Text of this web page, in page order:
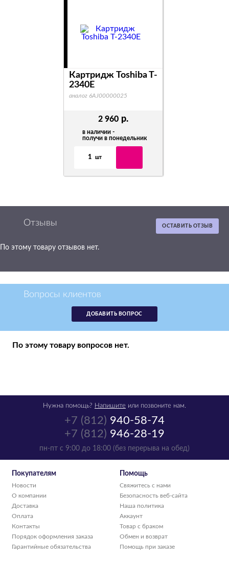
2 960 р.
в наличии -
получи в понедельник
1 шт
Картридж Toshiba T-
2340E
аналог 6AJ00000025
3 230 р.
в наличии -
1 шт
1640E 24k
р.
нет в наличии
Картридж Toshiba T-
1640E 5k
6AJ00000023/6AJ00000194
ОСТАВИТЬ ОТЗЫВ
Отзывы
По этому товару отзывов нет.
ДОБАВИТЬ ВОПРОС
Вопросы клиентов
По этому товару вопросов нет.
+7 (812) 940-58-74
+7 (812) 946-28-19
пн-пт с 9:00 до 18:00 (без перерыва на обед)
Нужна помощь? Напишите или позвоните нам.
Покупателям
Новости
О компании
Доставка
Оплата
Контакты
Порядок оформления заказа
Гарантийные обязательства
Помощь
Свяжитесь с нами
Безопасность веб-сайта
Наша политика
Аккаунт
Товар с браком
Обмен и возврат
Помощь при заказе